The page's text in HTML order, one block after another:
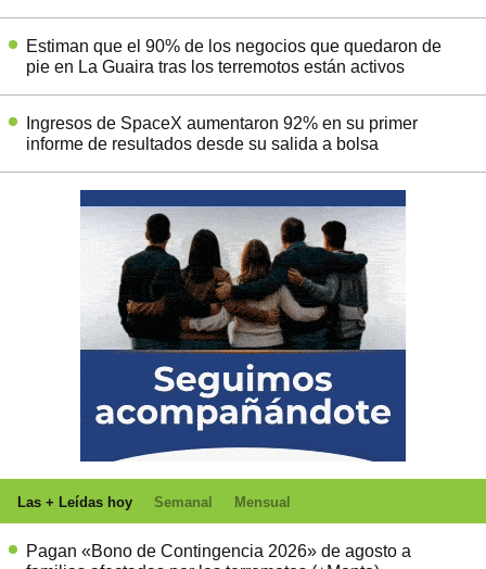
Estiman que el 90% de los negocios que quedaron de
pie en La Guaira tras los terremotos están activos
Ingresos de SpaceX aumentaron 92% en su primer
informe de resultados desde su salida a bolsa
Las + Leídas hoy Semanal Mensual
Pagan «Bono de Contingencia 2026» de agosto a